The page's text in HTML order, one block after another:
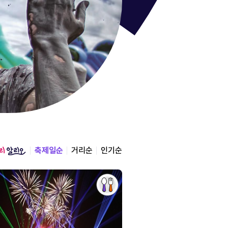
통영한
축제일순 거리순 인기순